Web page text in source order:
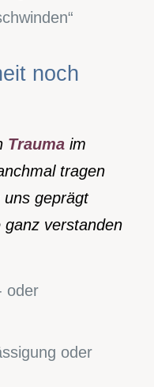
noch
Trauma im
tragen
uns geprägt
verstanden
oder
oder